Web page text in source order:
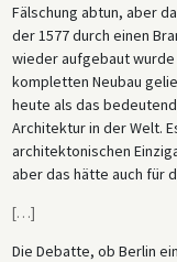
Fälschung abtun, aber
der 1577 durch einen
wieder aufgebaut
kompletten Neubau
heute als das
Architektur in der Welt.
architektonischen
aber das hätte auch für
[…]
Die Debatte, ob Berlin